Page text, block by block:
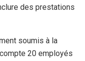
des prestations
soumis à la
20 employés